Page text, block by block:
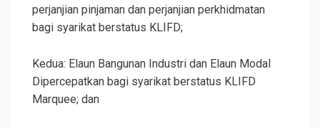
perjanjian pinjaman dan perjanjian perkhidmatan
bagi syarikat berstatus KLIFD;
Kedua: Elaun Bangunan Industri dan Elaun Modal
Dipercepatkan bagi syarikat berstatus KLIFD
Marquee; dan